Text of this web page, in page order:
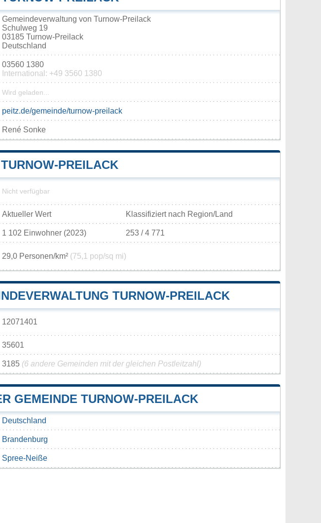
Gemeindeverwaltung von Turnow-Preilack
Schulweg 19
03185 Turnow-Preilack
Deutschland
03560 1380
International: +49 3560 1380
Wird geladen...
peitz.de/gemeinde/turnow-preilack
René Sonke
PREILACK
Nicht verfügbar
Aktueller Wert Klassifiziert nach Region/Land
1 102 Einwohner (2023) 253 / 4 771
29,0 Personen/km² (75,1 pop/sq mi)
TURNOW-PREILACK
12071401
35601
3185 (6 andere Gemeinden mit der gleichen Postleitzahl)
GEMEINDE TURNOW-PREILACK
Deutschland
Brandenburg
Spree-Neiße